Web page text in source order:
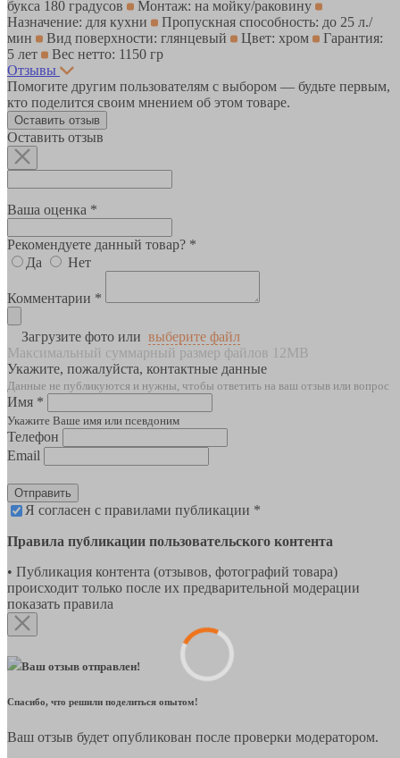
букса 180 градусов
Монтаж: на мойку/раковину
Назначение: для кухни
Пропускная способность: до 25 л./
мин
Вид поверхности: глянцевый Цвет: хром
Гарантия:
5 лет
Вес нетто: 1150 гр
Отзывы
Помогите другим пользователям с выбором — будьте первым,
кто поделится своим мнением об этом товаре.
Оставить отзыв
Оставить отзыв
Ваша оценка *
Рекомендуете данный товар? *
Да
Нет
Комментарии *
Загрузите фото или выберите файл
Максимальный суммарный размер файлов 12MB
Укажите, пожалуйста, контактные данные
Данные не публикуются и нужны, чтобы ответить на ваш отзыв или вопрос
Имя *
Укажите Ваше имя или псевдоним
Телефон
Email
Отправить
Я согласен с правилами публикации *
Правила публикации пользовательского контента
• Публикация контента (отзывов, фотографий товара)
происходит только после их предварительной модерации
показать правила
Ваш отзыв отправлен!
Спасибо, что решили поделиться опытом!
Ваш отзыв будет опубликован после проверки модератором.